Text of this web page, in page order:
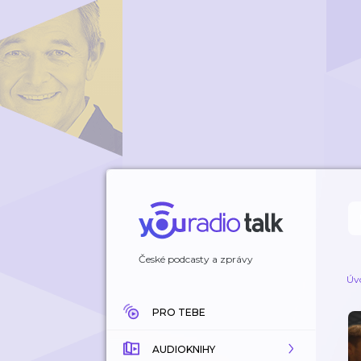
České podcasty a zprávy
PRO TEBE
AUDIOKNIHY